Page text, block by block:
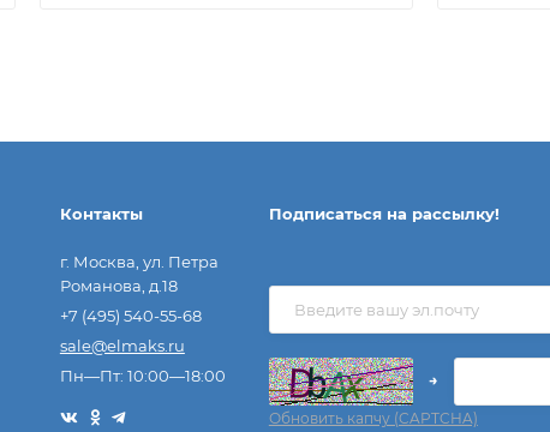
Контакты
г. Москва, ул. Петра
Романова, д.18
+7 (495) 540-55-68
sale@elmaks.ru
Пн—Пт: 10:00—18:00
Подписаться на рассылкy!
→
Обновить капчу (CAPTCHA)